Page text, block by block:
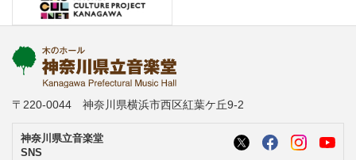
〒220-0044 神奈川県横浜市西区紅葉ケ丘9-2
神奈川県立音楽堂
SNS